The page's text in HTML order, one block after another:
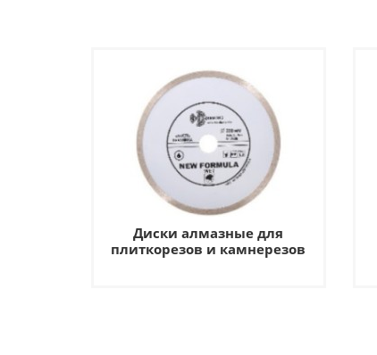
Диски алмазные для
плиткорезов и камнерезов